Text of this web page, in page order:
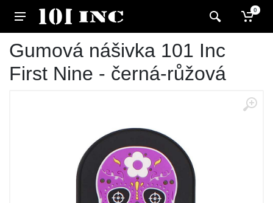
0
Gumová nášivka 101 Inc
First Nine - černá-růžová